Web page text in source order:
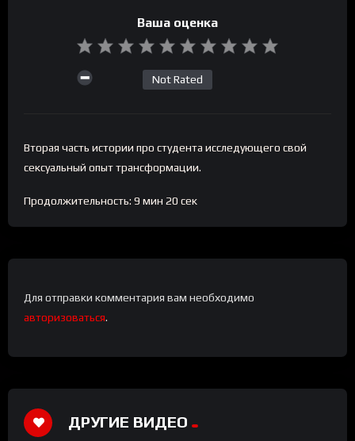
Ваша оценка
Not Rated
Вторая часть истории про студента исследующего свой
сексуальный опыт трансформации.
Продолжительность: 9 мин 20 сек
Для отправки комментария вам необходимо
авторизоваться.
ДРУГИЕ ВИДЕО